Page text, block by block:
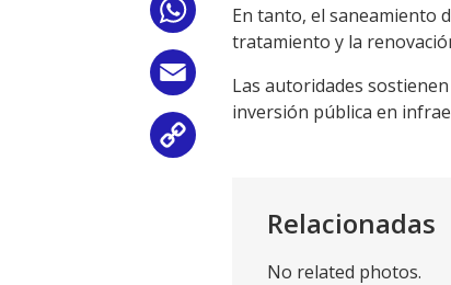
WhatsApp
Email
En tanto, el saneamiento
tratamiento y la
Las autoridades
inversión pública en
Relacionadas
No related photos.